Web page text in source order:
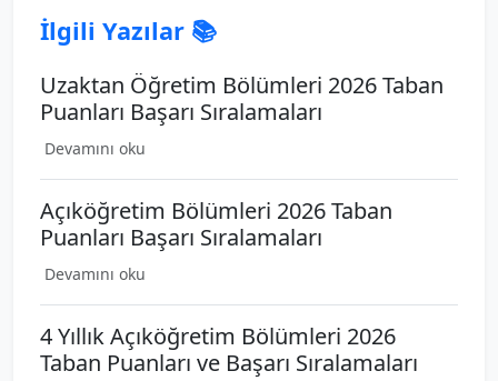
İlgili Yazılar 📚
Uzaktan Öğretim Bölümleri 2026 Taban
Puanları Başarı Sıralamaları
Devamını oku
Açıköğretim Bölümleri 2026 Taban
Puanları Başarı Sıralamaları
Devamını oku
4 Yıllık Açıköğretim Bölümleri 2026
Taban Puanları ve Başarı Sıralamaları